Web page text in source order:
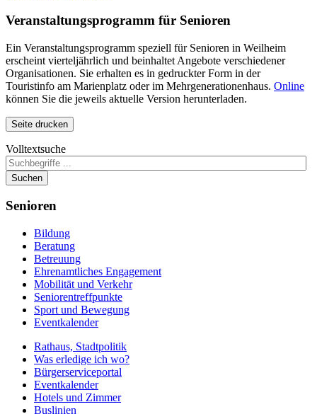
Veranstaltungsprogramm für Senioren
Ein Veranstaltungsprogramm speziell für Senioren in Weilheim
erscheint vierteljährlich und beinhaltet Angebote verschiedener
Organisationen. Sie erhalten es in gedruckter Form in der
Touristinfo am Marienplatz oder im Mehrgenerationenhaus. Online
können Sie die jeweils aktuelle Version herunterladen.
Seite drucken
Volltextsuche
Suchen
Senioren
Bildung
Beratung
Betreuung
Ehrenamtliches Engagement
Mobilität und Verkehr
Seniorentreffpunkte
Sport und Bewegung
Eventkalender
Rathaus, Stadtpolitik
Was erledige ich wo?
Bürgerserviceportal
Eventkalender
Hotels und Zimmer
Buslinien